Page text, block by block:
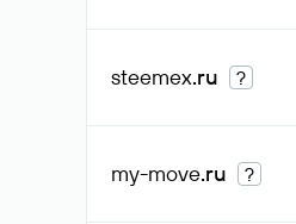
steemex.ru ?
my-move.ru ?